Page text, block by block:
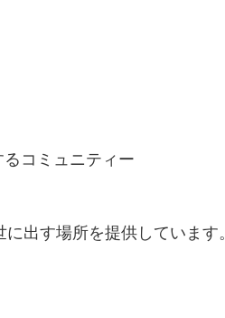
コミュニティー
出す場所を提供しています。